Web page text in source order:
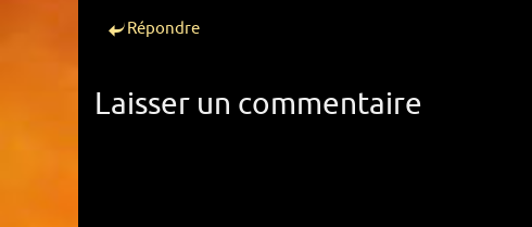
Répondre
Laisser un commentaire